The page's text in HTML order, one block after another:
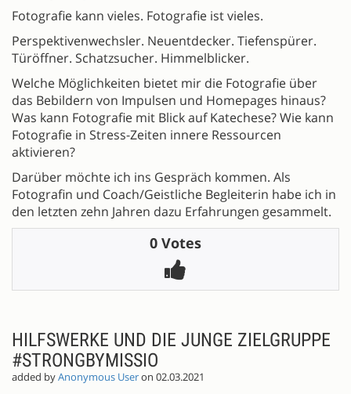
Fotografie kann vieles. Fotografie ist vieles.
Perspektivenwechsler. Neuentdecker. Tiefenspürer.
Türöffner. Schatzsucher. Himmelblicker.
Welche Möglichkeiten bietet mir die Fotografie über
das Bebildern von Impulsen und Homepages hinaus?
Was kann Fotografie mit Blick auf Katechese? Wie kann
Fotografie in Stress-Zeiten innere Ressourcen
aktivieren?
Darüber möchte ich ins Gespräch kommen. Als
Fotografin und Coach/Geistliche Begleiterin habe ich in
den letzten zehn Jahren dazu Erfahrungen gesammelt.
0 Votes
HILFSWERKE UND DIE JUNGE ZIELGRUPPE
#STRONGBYMISSIO
added byAnonymous Useron 02.03.2021